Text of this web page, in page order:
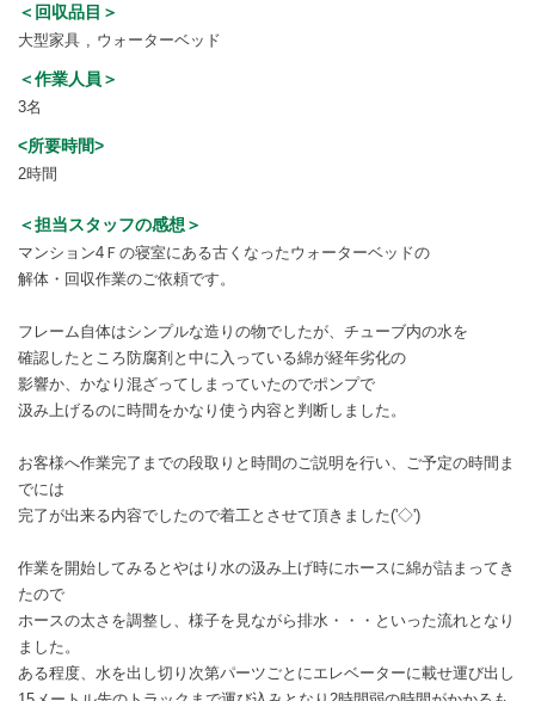
＜回収品目＞
大型家具 ウォーターベッド
＜作業人員＞
3名
<所要時間>
2時間
＜担当スタッフの感想＞
マンション4Ｆの寝室にある古くなったウォーターベッドの
解体・回収作業のご依頼です。
フレーム自体はシンプルな造りの物でしたが、チューブ内の水を
確認したところ防腐剤と中に入っている綿が経年劣化の
影響か、かなり混ざってしまっていたのでポンプで
汲み上げるのに時間をかなり使う内容と判断しました。
お客様へ作業完了までの段取りと時間のご説明を行い、ご予定の時間ま
でには
完了が出来る内容でしたので着工とさせて頂きました('◇')ゞ
作業を開始してみるとやはり水の汲み上げ時にホースに綿が詰まってき
たので
ホースの太さを調整し、様子を見ながら排水・・・といった流れとなり
ました。
ある程度、水を出し切り次第パーツごとにエレベーターに載せ運び出し